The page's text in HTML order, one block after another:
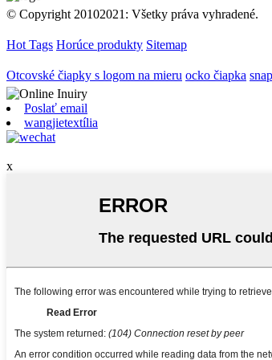
© Copyright 20102021: Všetky práva vyhradené.
Hot Tags Horúce produkty Sitemap
Otcovské čiapky s logom na mieru ocko čiapka
Poslať email
wangjietextília
x